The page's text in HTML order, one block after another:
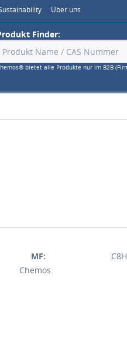
Über uns
Finder:
bietet alle Produkte nur im B2B
MF:
Chemos